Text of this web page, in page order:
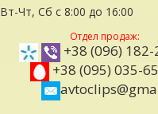
Вт-Чт, Сб с 8:00 до 16:00
Отдел продаж:
+38 (096)
+38 (095) 035-